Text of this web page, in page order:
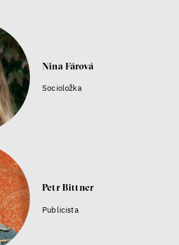
Nina Fárová
Socioložka
Petr Bittner
Publicista